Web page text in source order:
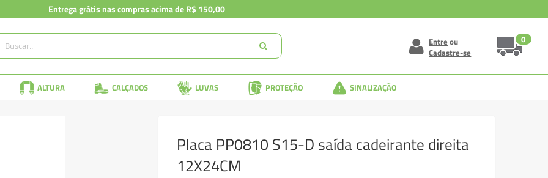
Entrega grátis nas compras acima de R$ 150,00
0
Entreou
Cadastre-se
ALTURA CALÇADOS LUVAS PROTEÇÃO SINALIZAÇÃO
Placa PP0810 S15-D saída cadeirante direita
12X24CM